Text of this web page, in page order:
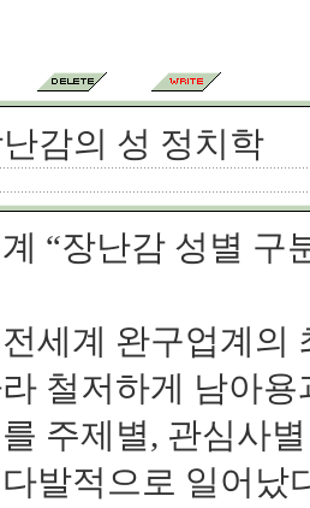
감의 성 정치학
“장난감 성별 구
세계 완구업계의
철저하게 남아
주제별, 관심사
발적으로 일어났